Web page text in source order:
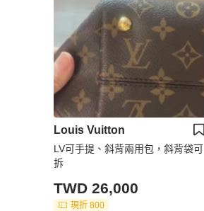
Louis Vuitton
LV可手提、斜背兩用包，斜背袋可
拆
TWD 26,000
現折 800